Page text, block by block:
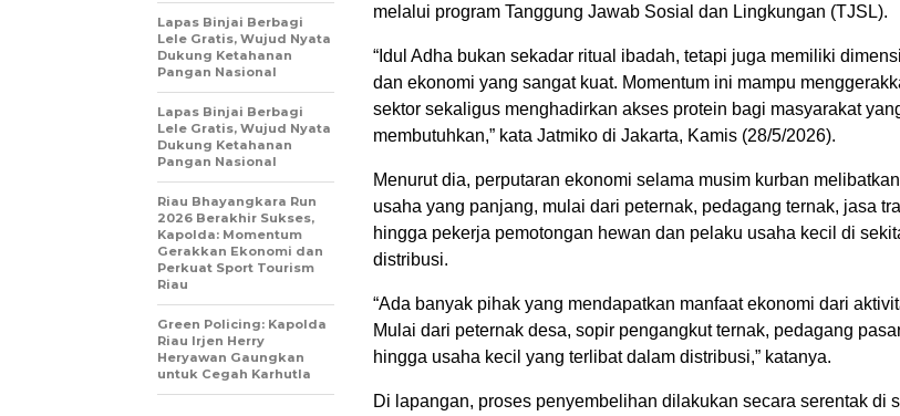
melalui program Tanggung Jawab Sosial dan Lingkungan (TJSL).
“Idul Adha bukan sekadar ritual ibadah, tetapi juga memiliki
dan ekonomi yang sangat kuat. Momentum ini mampu
sektor sekaligus menghadirkan akses protein bagi masyarakat
membutuhkan,” kata Jatmiko di Jakarta, Kamis (28/5/2026).
Menurut dia, perputaran ekonomi selama musim kurban
usaha yang panjang, mulai dari peternak, pedagang ternak, jasa
hingga pekerja pemotongan hewan dan pelaku usaha kecil di
distribusi.
“Ada banyak pihak yang mendapatkan manfaat ekonomi dari
Mulai dari peternak desa, sopir pengangkut ternak, pedagang
hingga usaha kecil yang terlibat dalam distribusi,” katanya.
Di lapangan, proses penyembelihan dilakukan secara serentak di
Lapas Binjai Berbagi
Lele Gratis, Wujud Nyata
Dukung Ketahanan
Pangan Nasional
Lapas Binjai Berbagi
Lele Gratis, Wujud Nyata
Dukung Ketahanan
Pangan Nasional
Riau Bhayangkara Run
2026 Berakhir Sukses,
Kapolda: Momentum
Gerakkan Ekonomi dan
Perkuat Sport Tourism
Riau
Green Policing: Kapolda
Riau Irjen Herry
Heryawan Gaungkan
untuk Cegah Karhutla